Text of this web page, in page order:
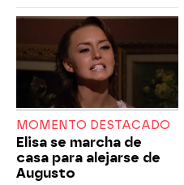
MOMENTO DESTACADO
Elisa se marcha de
casa para alejarse de
Augusto